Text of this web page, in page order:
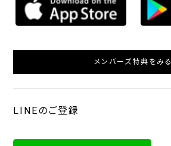
メンバーズ特典をみる
LINEのご登録